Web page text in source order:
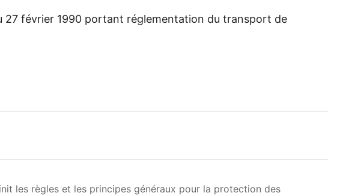
27 février 1990 portant réglementation du transport de
les règles et les principes généraux pour la protection des